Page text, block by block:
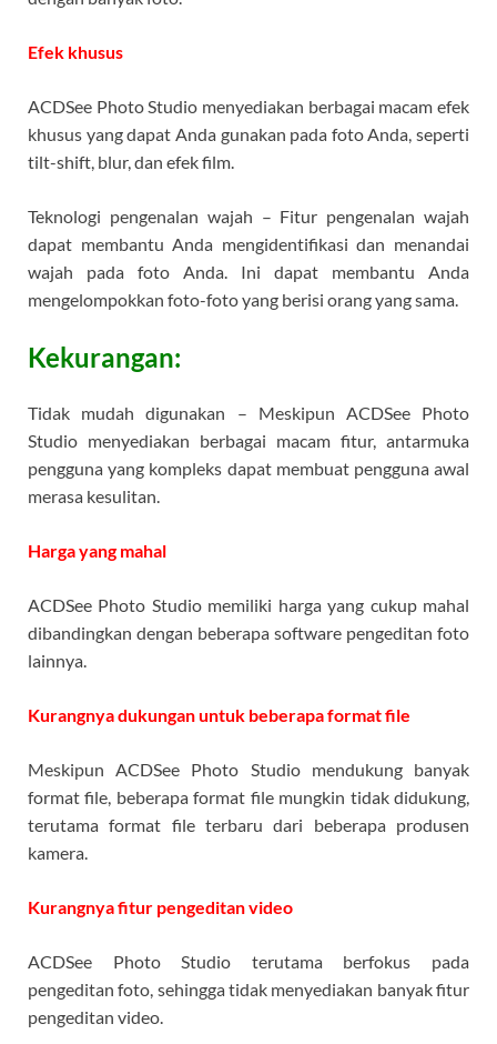
Efek khusus
ACDSee Photo Studio menyediakan berbagai macam efek
khusus yang dapat Anda gunakan pada foto Anda, seperti
tilt-shift, blur, dan efek film.
Teknologi pengenalan wajah – Fitur pengenalan wajah
dapat membantu Anda mengidentifikasi dan menandai
wajah pada foto Anda. Ini dapat membantu Anda
mengelompokkan foto-foto yang berisi orang yang sama.
Kekurangan:
Tidak mudah digunakan – Meskipun ACDSee Photo
Studio menyediakan berbagai macam fitur, antarmuka
pengguna yang kompleks dapat membuat pengguna awal
merasa kesulitan.
Harga yang mahal
ACDSee Photo Studio memiliki harga yang cukup mahal
dibandingkan dengan beberapa software pengeditan foto
lainnya.
Kurangnya dukungan untuk beberapa format file
Meskipun ACDSee Photo Studio mendukung banyak
format file, beberapa format file mungkin tidak didukung,
terutama format file terbaru dari beberapa produsen
kamera.
Kurangnya fitur pengeditan video
ACDSee Photo Studio terutama berfokus pada
pengeditan foto, sehingga tidak menyediakan banyak fitur
pengeditan video.